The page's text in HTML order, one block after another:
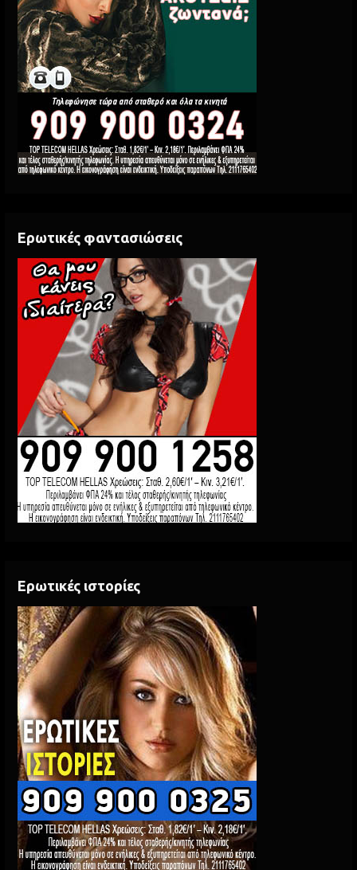
Ερωτικές φαντασιώσεις
Ερωτικές ιστορίες